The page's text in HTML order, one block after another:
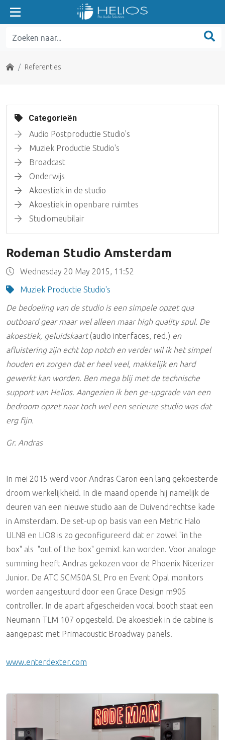
Home Referenties
Rodeman Studio Amsterdam
Wednesday 20 May 2015, 11:52
Muziek Productie Studio's
De bedoeling van de studio is een simpele opzet qua
outboard gear maar wel alleen maar high quality spul. De
akoestiek, geluidskaart(audio interfaces, red.) en
afluistering zijn echt top notch en verder wil ik het simpel
houden en zorgen dat er heel veel, makkelijk en hard
gewerkt kan worden. Ben mega blij met de technische
support van Helios. Aangezien ik ben ge-upgrade van een
bedroom opzet naar toch wel een serieuze studio was dat
erg fijn.
Gr. Andras
In mei 2015 werd voor Andras Caron een lang gekoesterde
droom werkelijkheid. In die maand opende hij namelijk de
deuren van een nieuwe studio aan de Duivendrechtse kade
in Amsterdam. De set-up op basis van een Metric Halo
ULN8 en LIO8 is zo geconfigureerd dat er zowel "in the
box" als "out of the box" gemixt kan worden. Voor analoge
summing heeft Andras gekozen voor de Phoenix Nicerizer
Junior. De ATC SCM50A SL Pro en Event Opal monitors
worden aangestuurd door een Grace Design m905
controller. In de apart afgescheiden vocal booth staat een
Neumann TLM 107 opgesteld. De akoestiek in de cabine is
aangepast met Primacoustic Broadway panels.
www.enterdexter.com
Categorieën
Audio Postproductie Studio's
Muziek Productie Studio's
Broadcast
Onderwijs
Akoestiek in de studio
Akoestiek in openbare ruimtes
Studiomeubilair